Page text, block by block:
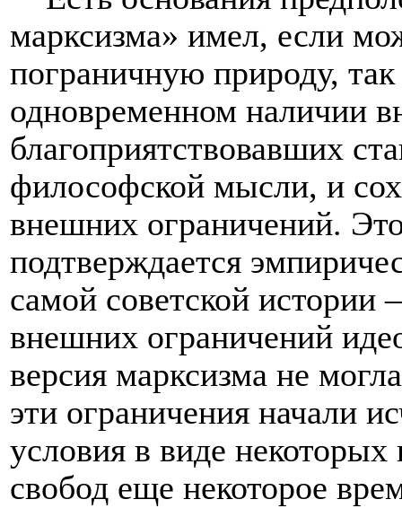
марксизма» имел, если
пограничную природу,
одновременном наличии
благоприятствовавших
философской мысли, и
внешних ограничений.
подтверждается
самой советской
внешних ограничений
версия марксизма не
эти ограничения начали
условия в виде
свобод еще некоторое